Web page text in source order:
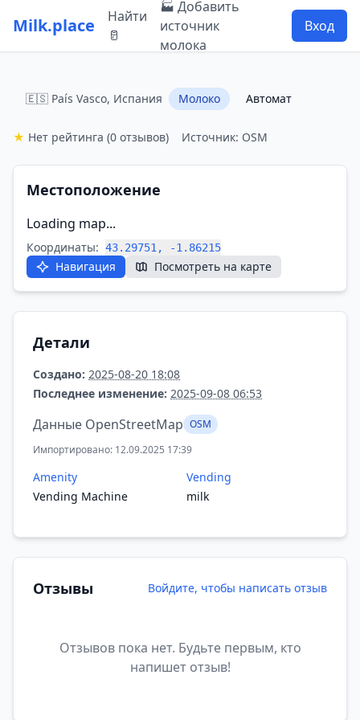
Milk.place
Найти
🥛
🏭 Добавить
источник
молока
Вход
🇪🇸 País Vasco, Испания Молоко Автомат
★ Нет рейтинга (0 отзывов) Источник: OSM
Местоположение
Loading map...
Координаты: 43.29751, -1.86215
Навигация Посмотреть на карте
Детали
Создано: 2025-08-20 18:08
Последнее изменение: 2025-09-08 06:53
Данные OpenStreetMap OSM
Импортировано: 12.09.2025 17:39
Amenity
Vending Machine
Vending
milk
Отзывы Войдите, чтобы написать отзыв
Отзывов пока нет. Будьте первым, кто
напишет отзыв!